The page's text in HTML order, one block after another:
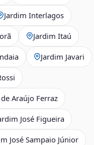
Jardim Interlagos
Jardim Itaú
Jardim Javari
Araújo Ferraz
José Figueira
José Sampaio Júnior